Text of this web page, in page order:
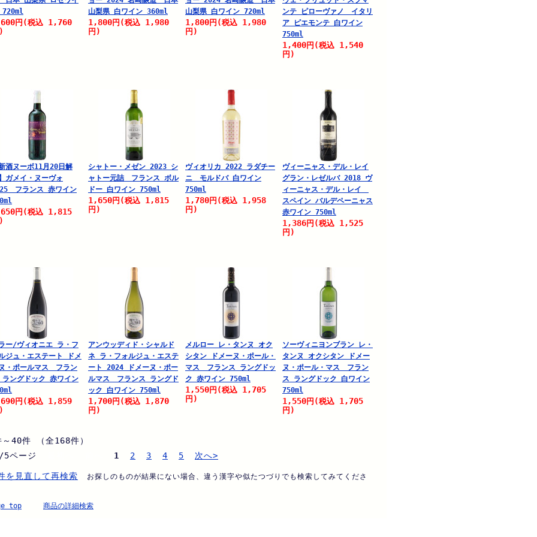
720ml
円 (税込 1,760
山梨県 白ワイン 360ml
1,800円 (税込 1,980
円)
山梨県 白ワイン 720ml
1,800円 (税込 1,980
円)
ンテ ピローヴァノ イタリ
ア ピエモンテ 白ワイン
750ml
1,400円 (税込 1,540
円)
新酒ヌーボ11月20日解
ガメイ・ヌーヴォ
フランス 赤ワイン
円 (税込 1,815
シャトー・メゼン 2023 シ
ャトー元詰 フランス ボル
ドー 白ワイン 750ml
1,650円 (税込 1,815
円)
ヴィオリカ 2022 ラダチー
ニ モルドバ 白ワイン
750ml
1,780円 (税込 1,958
円)
ヴィーニャス・デル・レイ
グラン・レゼルバ 2018 ヴ
ィーニャス・デル・レイ
スペイン バルデペーニャス
赤ワイン 750ml
1,386円 (税込 1,525
円)
ー/ヴィオニエ ラ・フ
ジュ・エステート ドメ
・ポールマス フラン
ングドック 赤ワイン
円 (税込 1,859
アンウッディド・シャルド
ネ ラ・フォルジュ・エステ
ート 2024 ドメーヌ・ポー
ルマス フランス ラングド
ック 白ワイン 750ml
1,700円 (税込 1,870
円)
メルロー レ・タンヌ オク
シタン ドメーヌ・ポール・
マス フランス ラングドッ
ク 赤ワイン 750ml
1,550円 (税込 1,705
円)
ソーヴィニヨンブラン レ・
タンヌ オクシタン ドメー
ヌ・ポール・マス フラン
ス ラングドック 白ワイン
750ml
1,550円 (税込 1,705
円)
～40件 （全168件）
5ページ
1 2 3 4 5 次へ>
を見直して再検索
お探しのものが結果にない場合、違う漢字や似たつづりでも検索してみてくださ
top
商品の詳細検索